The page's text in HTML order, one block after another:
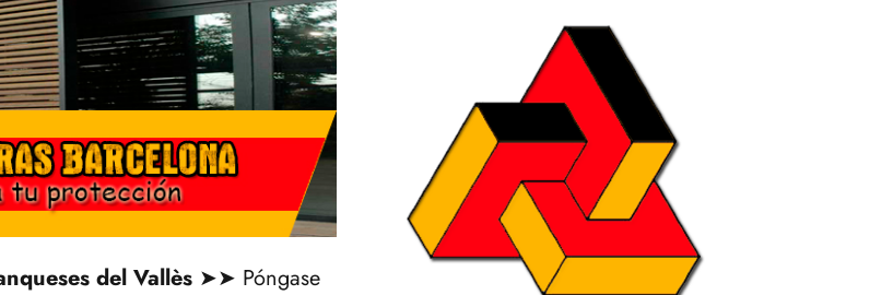
del Vallès ➤➤ Póngase